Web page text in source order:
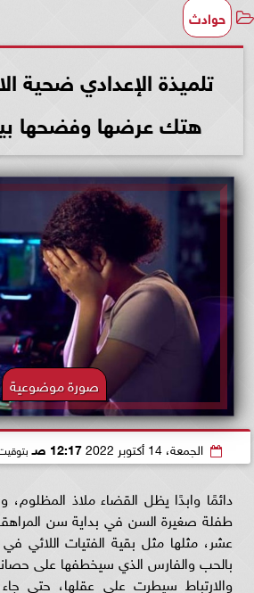
حوادث
تلميذة الإعدادي ضحية
هتك عرضها وفضحها
صورة موضوعية
الجمعة، 14 أكتوبر 2022 12:17 صـ
دائمًا وابدًا يظل القضاء ملاذ
طفلة صغيرة السن في بداية سن المراهقة
عشر، مثلها مثل بقية الفتيات اللائي
بالحب والفارس الذي سيخطفها على
والارتباط سيطرت على عقلها، حتى